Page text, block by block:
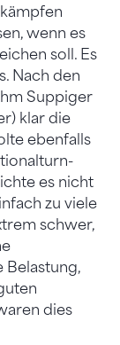
wenn es
soll. Es
Nach den
Suppiger
klar die
ebenfalls
es nicht
zu viele
schwer,
Belastung,
dies